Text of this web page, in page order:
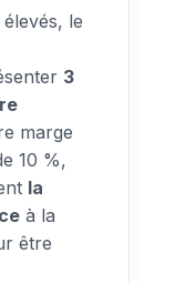
le
3
marge
10 %,
la
à la
être